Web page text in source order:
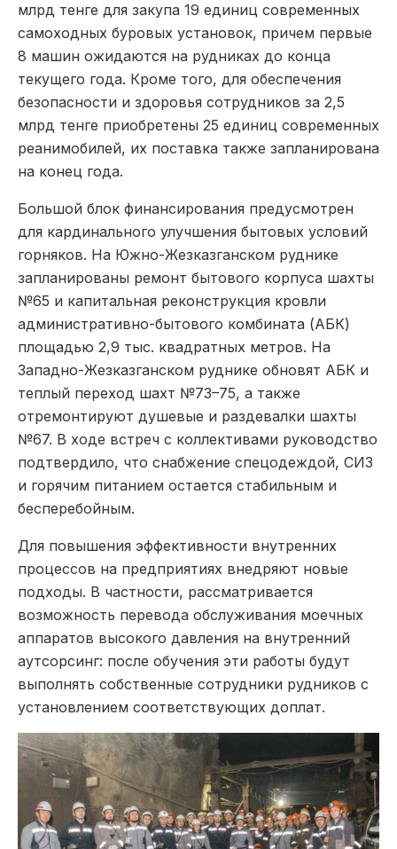
млрд тенге для закупа 19 единиц современных
самоходных буровых установок, причем первые
8 машин ожидаются на рудниках до конца
текущего года. Кроме того, для обеспечения
безопасности и здоровья сотрудников за 2,5
млрд тенге приобретены 25 единиц современных
реанимобилей, их поставка также запланирована
на конец года.
Большой блок финансирования предусмотрен
для кардинального улучшения бытовых условий
горняков. На Южно-Жезказганском руднике
запланированы ремонт бытового корпуса шахты
№65 и капитальная реконструкция кровли
административно-бытового комбината (АБК)
площадью 2,9 тыс. квадратных метров. На
Западно-Жезказганском руднике обновят АБК и
теплый переход шахт №73–75, а также
отремонтируют душевые и раздевалки шахты
№67. В ходе встреч с коллективами руководство
подтвердило, что снабжение спецодеждой, СИЗ
и горячим питанием остается стабильным и
бесперебойным.
Для повышения эффективности внутренних
процессов на предприятиях внедряют новые
подходы. В частности, рассматривается
возможность перевода обслуживания моечных
аппаратов высокого давления на внутренний
аутсорсинг: после обучения эти работы будут
выполнять собственные сотрудники рудников с
установлением соответствующих доплат.